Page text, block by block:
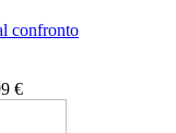
confronto
€